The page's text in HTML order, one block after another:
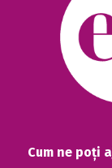
Cum ne poți